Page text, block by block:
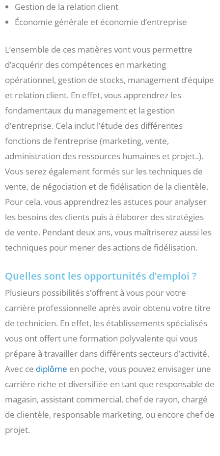
Gestion de la relation client
Économie générale et économie d’entreprise
L’ensemble de ces matières vont vous permettre
d’acquérir des compétences en marketing
opérationnel, gestion de stocks, management d’équipe
et relation client. En effet, vous apprendrez les
fondamentaux du management et la gestion
d’entreprise. Cela inclut l’étude des différentes
fonctions de l’entreprise (marketing, vente,
administration des ressources humaines et projet..).
Vous serez également formés sur les techniques de
vente, de négociation et de fidélisation de la clientèle.
Pour cela, vous apprendrez les astuces pour analyser
les besoins des clients puis à élaborer des stratégies
de vente. Pendant deux ans, vous maîtriserez aussi les
techniques pour mener des actions de fidélisation.
Quelles sont les opportunités d’emploi ?
Plusieurs possibilités s’offrent à vous pour votre
carrière professionnelle après avoir obtenu votre titre
de technicien. En effet, les établissements spécialisés
vous ont offert une formation polyvalente qui vous
prépare à travailler dans différents secteurs d’activité.
Avec ce diplôme en poche, vous pouvez envisager une
carrière riche et diversifiée en tant que responsable de
magasin, assistant commercial, chef de rayon, chargé
de clientèle, responsable marketing, ou encore chef de
projet.